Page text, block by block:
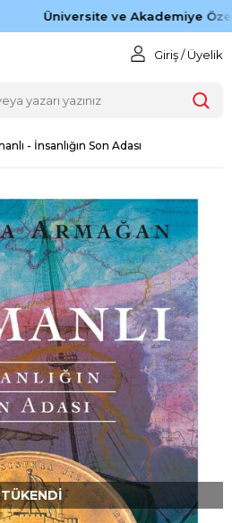
Üniversite ve Akademiye
Giriş / Üyelik
- İnsanlığın Son Adası
TÜKENDI